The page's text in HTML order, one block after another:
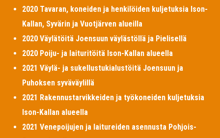
2020 Tavaran, koneiden ja henkilöiden kuljetuksia Ison-
Kallan, Syvärin ja Vuotjärven alueilla
2020 Väylätöitä Joensuun väylästöllä ja Pielisellä
2020 Poiju- ja laituritöitä Ison-Kallan alueella
2021 Väylä- ja sukellustukialustöitä Joensuun ja
Puhoksen syväväylillä
2021 Rakennustarvikkeiden ja työkoneiden kuljetuksia
Ison-Kallan alueella
2021 Venepoijujen ja laitureiden asennusta Pohjois-